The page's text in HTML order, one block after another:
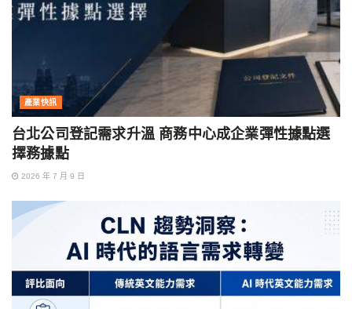
產業快訊
台北公司登記需求升溫 商務中心成企業彈性據點選
擇務據點
2026 年 7 月 9 日